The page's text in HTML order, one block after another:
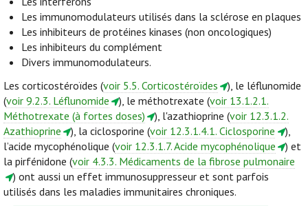
Les immunomodulateurs utilisés dans la sclérose en plaques
Les inhibiteurs de protéines kinases (non oncologiques)
Les inhibiteurs du complément
Divers immunomodulateurs.
Les corticostéroïdes (voir 5.5. Corticostéroïdes
), le léflunomide
(voir 9.2.3. Léflunomide ), le méthotrexate (voir 13.1.2.1.
Méthotrexate (à fortes doses)
), l'azathioprine (voir 12.3.1.2.
Azathioprine
), la ciclosporine (voir 12.3.1.4.1. Ciclosporine
),
l’acide mycophénolique (voir 12.3.1.7. Acide mycophénolique
) et
la pirfénidone (voir 4.3.3. Médicaments de la fibrose pulmonaire
) ont aussi un effet immunosuppresseur et sont parfois
utilisés dans les maladies immunitaires chroniques.